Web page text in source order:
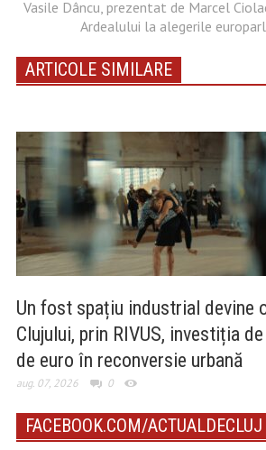
Vasile Dâncu, prezentat de Marcel
Ardealului la alegerile
ARTICOLE SIMILARE
Un fost spațiu industrial devine
Clujului, prin RIVUS, investiția
de euro în reconversie urbană
aug. 07, 2026 0
FACEBOOK.COM/ACTUALDECLUJ